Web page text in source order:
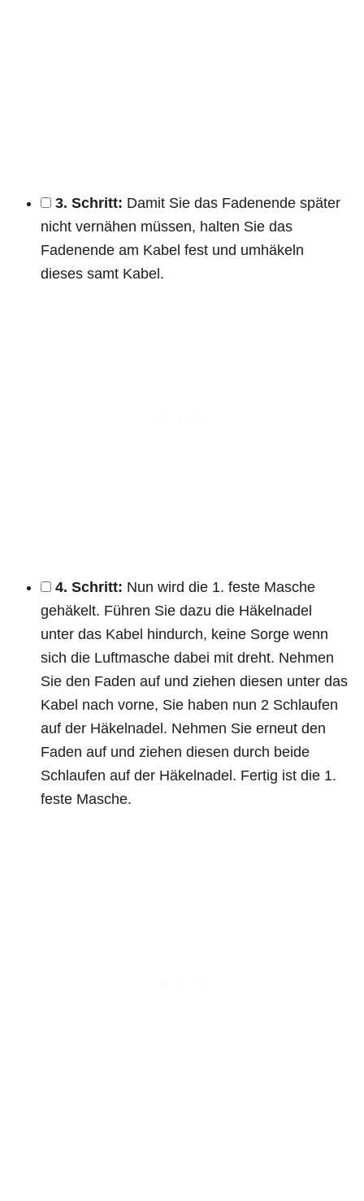
3. Schritt: Damit Sie das Fadenende später
nicht vernähen müssen, halten Sie das
Fadenende am Kabel fest und umhäkeln
dieses samt Kabel.
4. Schritt: Nun wird die 1. feste Masche
gehäkelt. Führen Sie dazu die Häkelnadel
unter das Kabel hindurch, keine Sorge wenn
sich die Luftmasche dabei mit dreht. Nehmen
Sie den Faden auf und ziehen diesen unter das
Kabel nach vorne, Sie haben nun 2 Schlaufen
auf der Häkelnadel. Nehmen Sie erneut den
Faden auf und ziehen diesen durch beide
Schlaufen auf der Häkelnadel. Fertig ist die 1.
feste Masche.